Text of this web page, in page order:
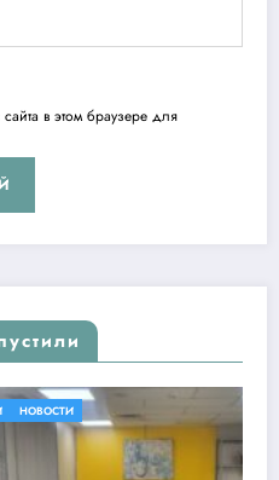
в этом браузере для